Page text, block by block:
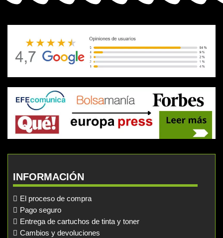
INFORMACIÓN
El proceso de compra
Pago seguro
Entrega de cartuchos de tinta y toner
Cambios y devoluciones